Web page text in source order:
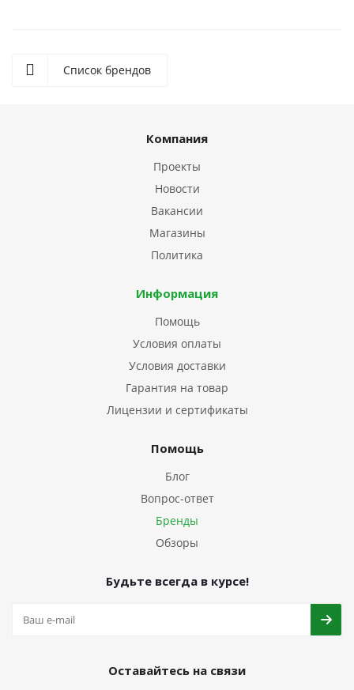
Список брендов
Компания
Проекты
Новости
Вакансии
Магазины
Политика
Информация
Помощь
Условия оплаты
Условия доставки
Гарантия на товар
Лицензии и сертификаты
Помощь
Блог
Вопрос-ответ
Бренды
Обзоры
Будьте всегда в курсе!
Оставайтесь на связи